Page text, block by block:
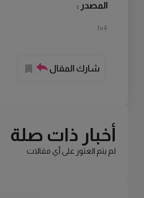
المصدر :
tv4
شارك المقال
أخبار ذات صلة
لم يتم العثور على أي مقالات